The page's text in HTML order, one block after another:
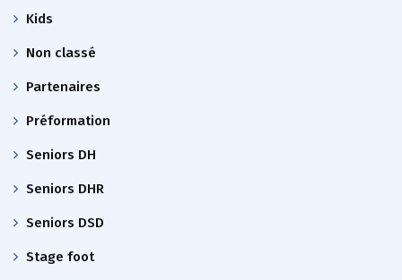
Kids
Non classé
Partenaires
Préformation
Seniors DH
Seniors DHR
Seniors DSD
Stage foot